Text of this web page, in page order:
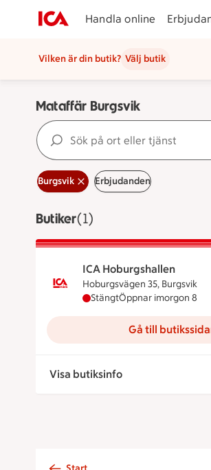
Handla online
Vilken är din butik? Välj butik
Mataffär Burgsvik
Sök
Burgsvik Erbjudanden
ButikerVisar 1 stycken
(1)
ICA Hoburgshallen
Hoburgsvägen 35, Burgsvik
ICA Hoburgshallen har
StängtÖppnar imorgon 8
Gå till
Visa butiksinfo